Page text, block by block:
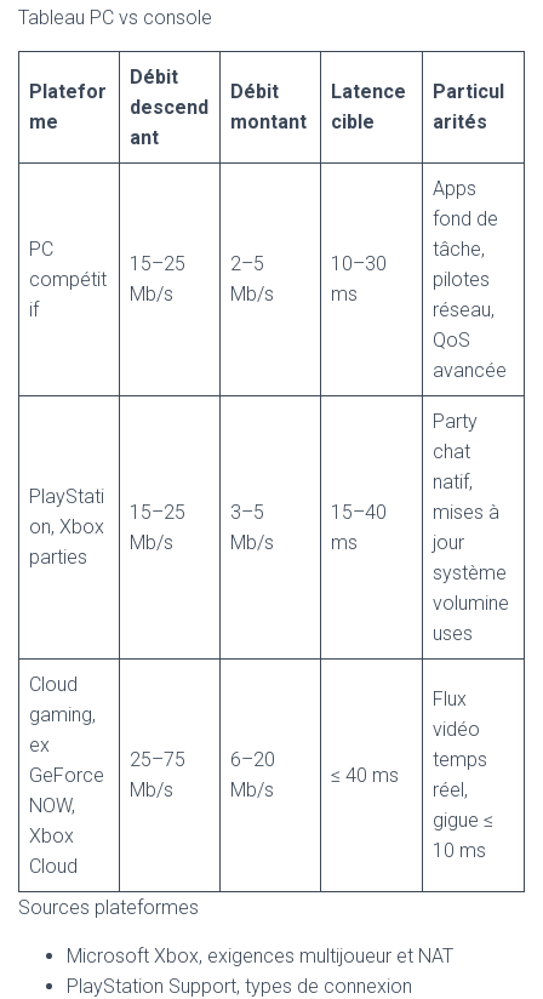
Tableau PC vs console
Platefor
me
Débit
descend
ant
Débit
montant
Latence
cible
Particul
arités
PC
compétit
if
15–25
Mb/s
2–5
Mb/s
10–30
ms
Apps
fond de
tâche,
pilotes
réseau,
QoS
avancée
PlayStati
on, Xbox
parties
15–25
Mb/s
3–5
Mb/s
15–40
ms
Party
chat
natif,
mises à
jour
système
volumine
uses
Cloud
gaming,
ex
GeForce
NOW,
Xbox
Cloud
25–75
Mb/s
6–20
Mb/s
≤ 40 ms
Flux
vidéo
temps
réel,
gigue ≤
10 ms
Sources plateformes
Microsoft Xbox, exigences multijoueur et NAT
PlayStation Support, types de connexion